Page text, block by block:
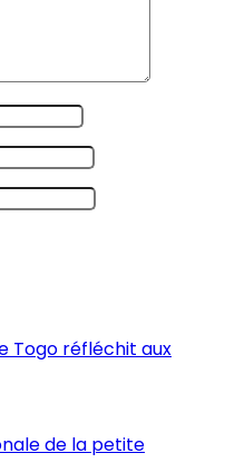
Togo réfléchit aux
de la petite